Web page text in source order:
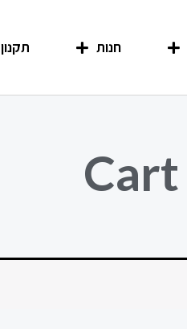
חנות תקנון
Cart